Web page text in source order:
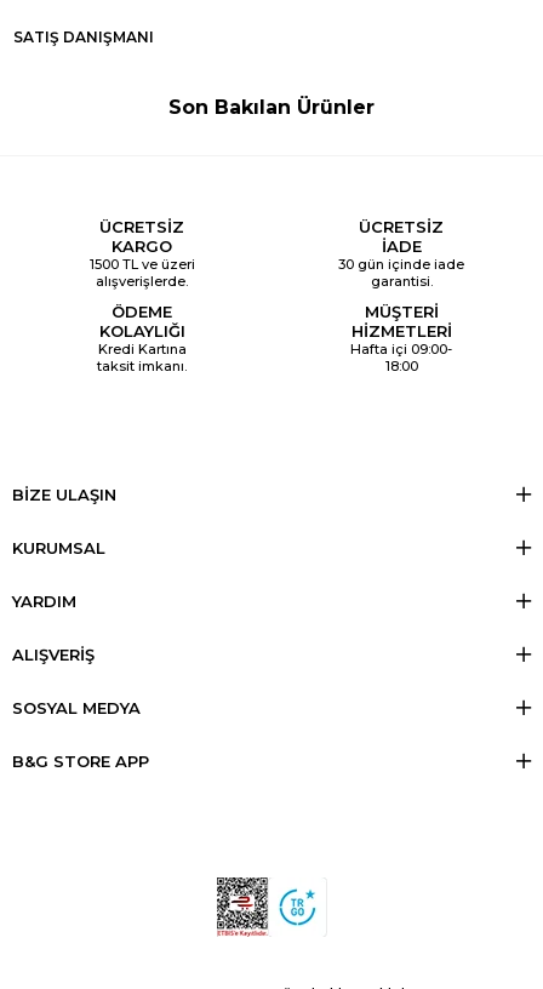
SATIŞ DANIŞMANI
Son Bakılan Ürünler
ÜCRETSİZ
KARGO
1500 TL ve üzeri
alışverişlerde.
ÜCRETSİZ
İADE
30 gün içinde iade
garantisi.
ÖDEME
KOLAYLIĞI
Kredi Kartına
taksit imkanı.
MÜŞTERİ
HİZMETLERİ
Hafta içi 09:00-
18:00
BİZE ULAŞIN
KURUMSAL
YARDIM
ALIŞVERİŞ
SOSYAL MEDYA
B&G STORE APP